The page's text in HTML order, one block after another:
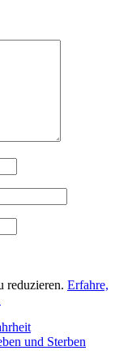
reduzieren. Erfahre,
und Sterben